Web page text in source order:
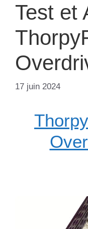
Test et
17 juin 2024